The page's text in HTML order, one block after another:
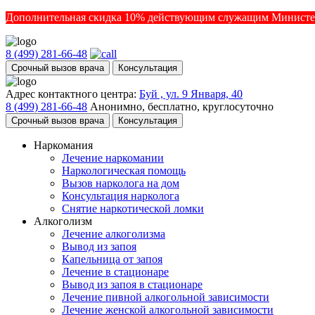
Дополнительная скидка 10% действующим служащим
8 (499) 281-66-48
Срочный вызов врача Консультация
Адрес контактного центра: Буй , ул. 9 Января, 40
8 (499) 281-66-48 Анонимно, бесплатно, круглосуточно
Срочный вызов врача Консультация
Наркомания
Лечение наркомании
Наркологическая помощь
Вызов нарколога на дом
Консультация нарколога
Снятие наркотической ломки
Алкоголизм
Лечение алкоголизма
Вывод из запоя
Капельница от запоя
Лечение в стационаре
Вывод из запоя в стационаре
Лечение пивной алкогольной зависимости
Лечение женской алкогольной зависимости